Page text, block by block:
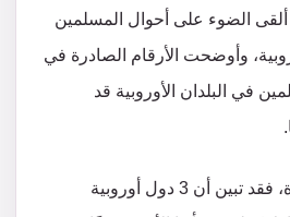
والذي ألقى الضوء على أحوال المسلمين
23 دولة أوروبية، وأوضحت الأرقام الصادرة في
في البلدان الأوروبية قد
ووفق المعطيات الواردة، فقد تبين أن 3 دول أوروبية